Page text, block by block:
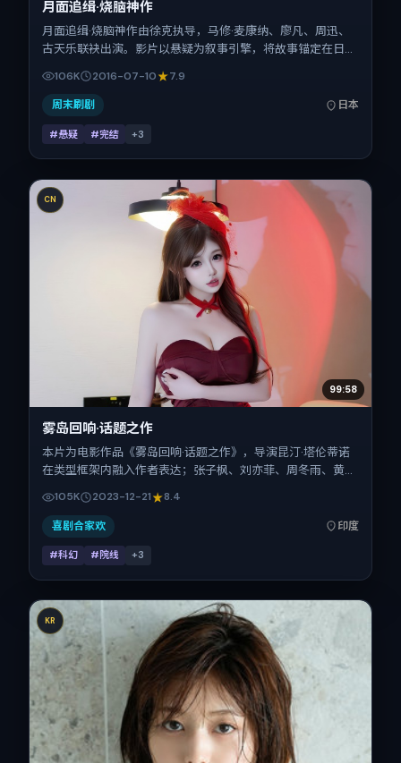
月面追缉·烧脑神作
月面追缉·烧脑神作由徐克执导，马修·麦康纳、廖凡、周迅、
古天乐联袂出演。影片以悬疑为叙事引擎，将故事锚定在日
月10日于日本首映（暑期档），片长122分钟，适合喜欢强情
节与细腻表演的观众。
106K 2016-07-10 7.9
周末刷剧 日本
#悬疑 #完结 +3
CN
99:58
雾岛回响·话题之作
本片为电影作品《雾岛回响·话题之作》，导演昆汀·塔伦蒂诺
在类型框架内融入作者表达；张子枫、刘亦菲、周冬雨、黄
拍摄地与出品背景为印度。上映时间 2023年12月21日（公映
登记日 2023-12-21），全片125分钟，节奏张弛有度。
105K 2023-12-21 8.4
喜剧合家欢 印度
#科幻 #院线 +3
KR